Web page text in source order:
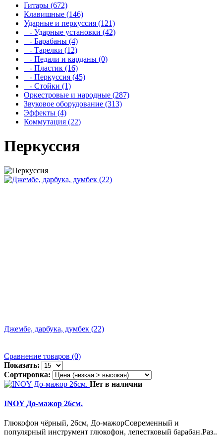
Гитары (672)
Клавишные (146)
Ударные и перкуссия (121)
- Ударные установки (42)
- Барабаны (4)
- Тарелки (12)
- Педали и карданы (0)
- Пластик (16)
- Перкуссия (45)
- Стойки (1)
Оркестровые и народные (287)
Звуковое оборудование (313)
Эффекты (4)
Коммутация (22)
Перкуссия
Джембе, дарбука, думбек (22)
Сравнение товаров (0)
Показать:
Сортировка:
Нет в наличии
INOY До-мажор 26см.
Глюкофон чёрный, 26см, До-мажорСовременный и
популярный инструмент глюкофон, лепестковый барабан.Раз..